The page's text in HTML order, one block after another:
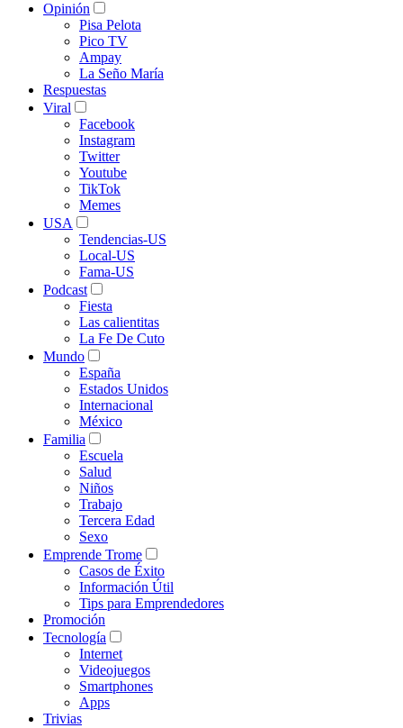
Opinión
Pisa Pelota
Pico TV
Ampay
La Seño María
Respuestas
Viral
Facebook
Instagram
Twitter
Youtube
TikTok
Memes
USA
Tendencias-US
Local-US
Fama-US
Podcast
Fiesta
Las calientitas
La Fe De Cuto
Mundo
España
Estados Unidos
Internacional
México
Familia
Escuela
Salud
Niños
Trabajo
Tercera Edad
Sexo
Emprende Trome
Casos de Éxito
Información Útil
Tips para Emprendedores
Promoción
Tecnología
Internet
Videojuegos
Smartphones
Apps
Trivias